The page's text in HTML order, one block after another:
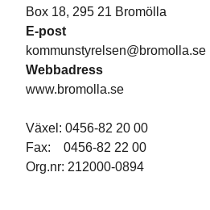
Box 18, 295 21 Bromölla
E-post
kommunstyrelsen@bromolla.se
Webbadress
www.bromolla.se
Växel: 0456-82 20 00
Fax: 0456-82 22 00
Org.nr: 212000-0894